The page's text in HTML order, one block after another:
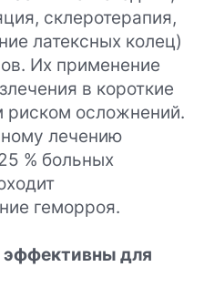
склеротерапия,
латексных колец)
Их применение
в короткие
осложнений.
лечению
% больных
геморроя.
эффективны для